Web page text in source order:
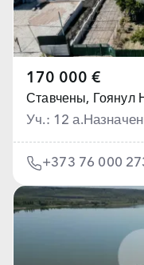
170 000 €
Ставчены, Гоянул
Уч.: 12 а.
+373 76 000